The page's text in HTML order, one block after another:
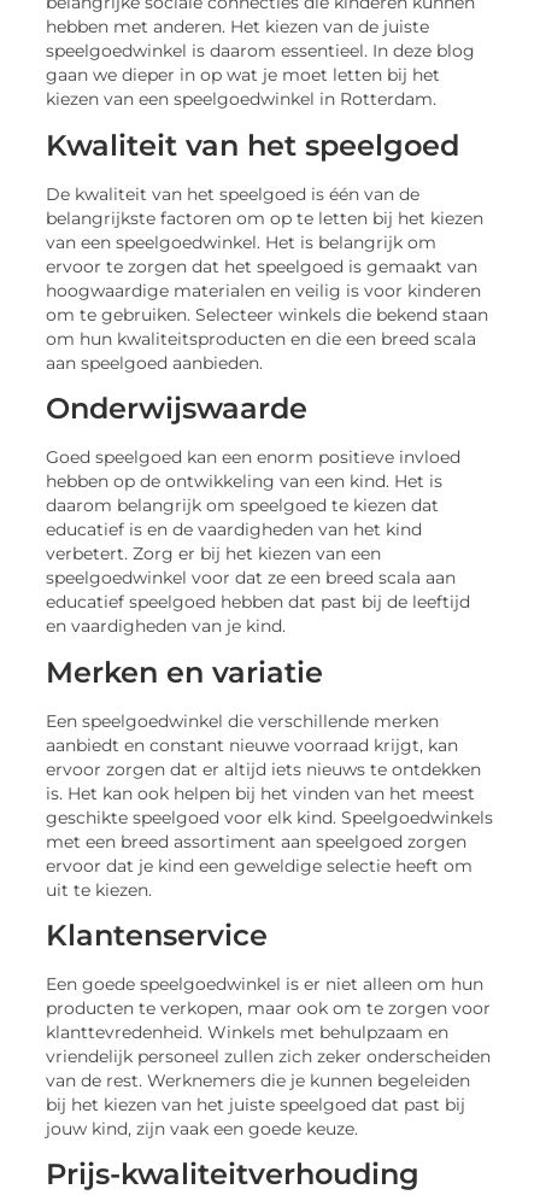
hebben met anderen. Het kiezen van de juiste
speelgoedwinkel is daarom essentieel. In deze blog
gaan we dieper in op wat je moet letten bij het
kiezen van een speelgoedwinkel in Rotterdam.
Kwaliteit van het speelgoed
De kwaliteit van het speelgoed is één van de
belangrijkste factoren om op te letten bij het kiezen
van een speelgoedwinkel. Het is belangrijk om
ervoor te zorgen dat het speelgoed is gemaakt van
hoogwaardige materialen en veilig is voor kinderen
om te gebruiken. Selecteer winkels die bekend staan
om hun kwaliteitsproducten en die een breed scala
aan speelgoed aanbieden.
Onderwijswaarde
Goed speelgoed kan een enorm positieve invloed
hebben op de ontwikkeling van een kind. Het is
daarom belangrijk om speelgoed te kiezen dat
educatief is en de vaardigheden van het kind
verbetert. Zorg er bij het kiezen van een
speelgoedwinkel voor dat ze een breed scala aan
educatief speelgoed hebben dat past bij de leeftijd
en vaardigheden van je kind.
Merken en variatie
Een speelgoedwinkel die verschillende merken
aanbiedt en constant nieuwe voorraad krijgt, kan
ervoor zorgen dat er altijd iets nieuws te ontdekken
is. Het kan ook helpen bij het vinden van het meest
geschikte speelgoed voor elk kind. Speelgoedwinkels
met een breed assortiment aan speelgoed zorgen
ervoor dat je kind een geweldige selectie heeft om
uit te kiezen.
Klantenservice
Een goede speelgoedwinkel is er niet alleen om hun
producten te verkopen, maar ook om te zorgen voor
klanttevredenheid. Winkels met behulpzaam en
vriendelijk personeel zullen zich zeker onderscheiden
van de rest. Werknemers die je kunnen begeleiden
bij het kiezen van het juiste speelgoed dat past bij
jouw kind, zijn vaak een goede keuze.
Prijs-kwaliteitverhouding